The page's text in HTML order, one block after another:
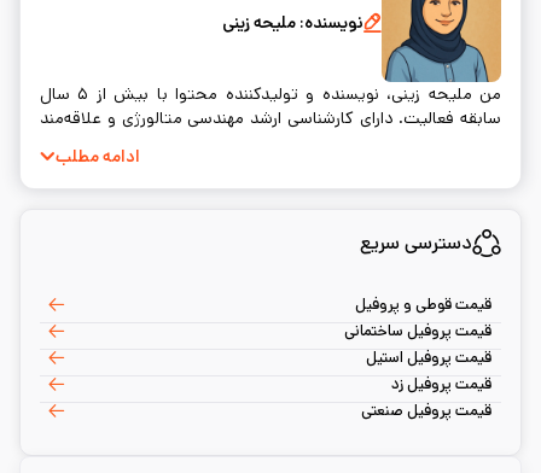
نویسنده: ملیحه زینی
من ملیحه زینی، نویسنده و تولیدکننده محتوا با بیش از ۵ سال
سابقه فعالیت. دارای کارشناسی ارشد مهندسی متالورژی و علاقه‌مند
ادامه مطلب
دسترسی سریع
قیمت قوطی و پروفیل
قیمت پروفیل ساختمانی
قیمت پروفیل استیل
قیمت پروفیل زد
قیمت پروفیل صنعتی